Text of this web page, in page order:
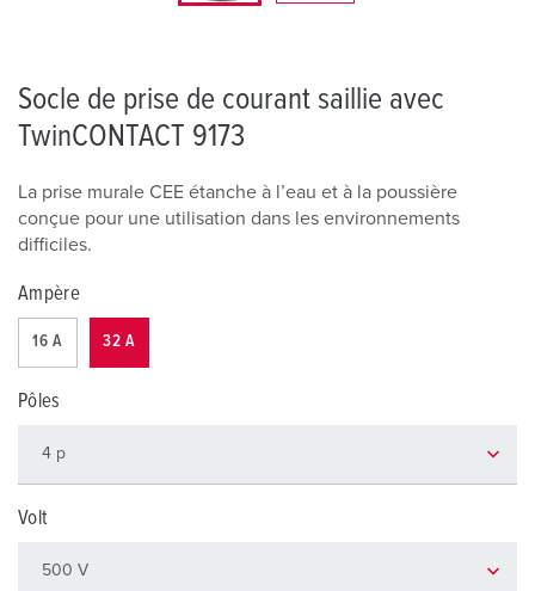
Socle de prise de courant saillie avec
TwinCONTACT 9173
La prise murale CEE étanche à l’eau et à la poussière
conçue pour une utilisation dans les environnements
difficiles.
Ampère
16 A 32 A
Pôles
Volt